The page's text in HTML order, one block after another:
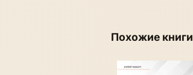
Похожие книги